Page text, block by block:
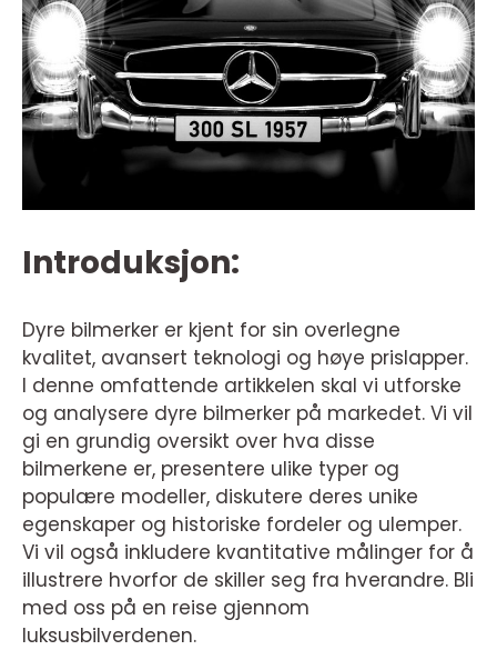
Introduksjon:
Dyre bilmerker er kjent for sin overlegne
kvalitet, avansert teknologi og høye prislapper.
I denne omfattende artikkelen skal vi utforske
og analysere dyre bilmerker på markedet. Vi vil
gi en grundig oversikt over hva disse
bilmerkene er, presentere ulike typer og
populære modeller, diskutere deres unike
egenskaper og historiske fordeler og ulemper.
Vi vil også inkludere kvantitative målinger for å
illustrere hvorfor de skiller seg fra hverandre. Bli
med oss på en reise gjennom
luksusbilverdenen.